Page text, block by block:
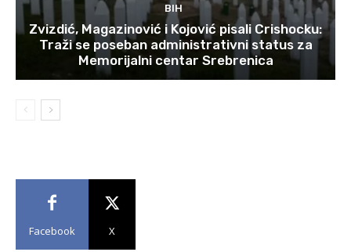
BIH
Zvizdić, Magazinović i Kojović pisali Crishocku:
Traži se poseban administrativni status za
Memorijalni centar Srebrenica
Facebook X